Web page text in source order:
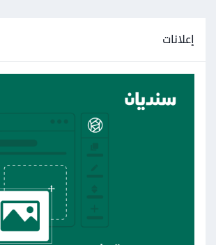
إعلانات